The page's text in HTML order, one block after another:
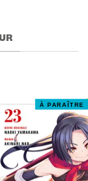
À PARAÎTRE